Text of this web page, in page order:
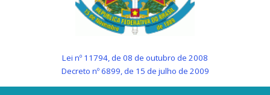
Lei nº 11794, de 08 de outubro de 2008
Decreto nº 6899, de 15 de julho de 2009